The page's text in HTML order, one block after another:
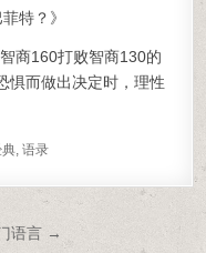
特？》
商160打败智商130的
而做出决定时，理性
, 语录
语言 →